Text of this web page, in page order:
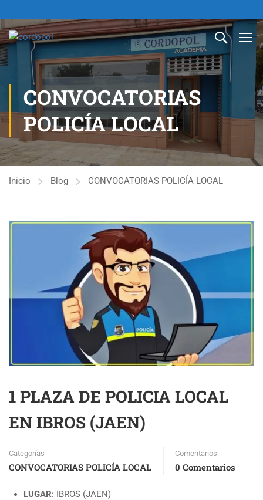
CONVOCATORIAS
POLICÍA LOCAL
Inicio Blog CONVOCATORIAS POLICÍA LOCAL
1 PLAZA DE POLICIA LOCAL
EN IBROS (JAEN)
Categorías
CONVOCATORIAS POLICÍA LOCAL
Comentarios
0 Comentarios
LUGAR: IBROS (JAEN)